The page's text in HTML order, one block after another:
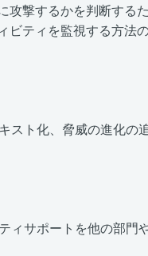
攻撃するかを判断する
ティを監視する方法
スト化、脅威の進化の
ィサポートを他の部門